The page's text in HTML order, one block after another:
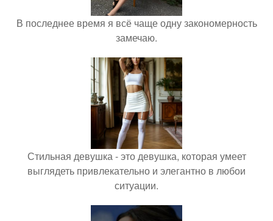
В последнее время я всё чаще одну закономерность
замечаю.
Стильная девушка - это девушка, которая умеет
выглядеть привлекательно и элегантно в любои
ситуации.